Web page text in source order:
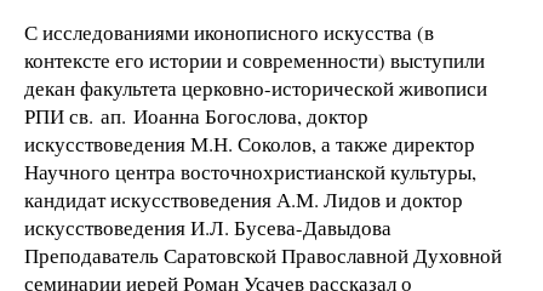
С исследованиями иконописного искусства (в
контексте его истории и современности) выступили
декан факультета церковно-исторической живописи
РПИ св. ап. Иоанна Богослова, доктор
искусствоведения М.Н. Соколов, а также директор
Научного центра восточнохристианской культуры,
кандидат искусствоведения А.М. Лидов и доктор
искусствоведения И.Л. Бусева-Давыдова
Преподаватель Саратовской Православной Духовной
семинарии иерей Роман Усачев рассказал о